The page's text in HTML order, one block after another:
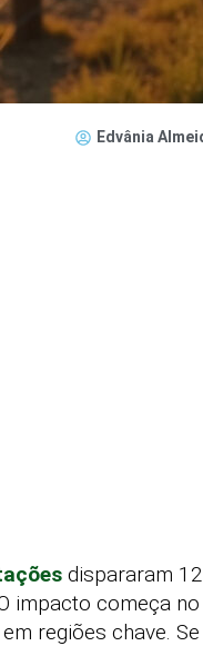
Edvânia
dispararam
impacto começa
regiões chave.